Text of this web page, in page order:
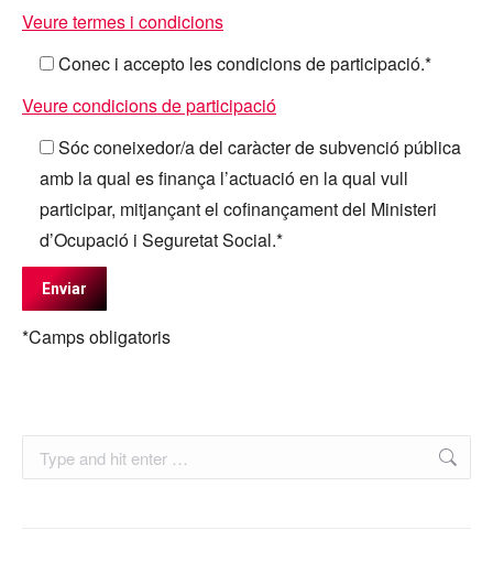
Veure termes i condicions
Conec i accepto les condicions de participació.*
Veure condicions de participació
Sóc coneixedor/a del caràcter de subvenció pública
amb la qual es finança l’actuació en la qual vull
participar, mitjançant el cofinançament del Ministeri
d’Ocupació i Seguretat Social.*
*Camps obligatoris
Search: